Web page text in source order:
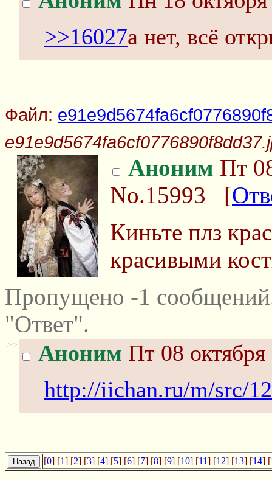
>>16027а нет, всё
Файл:
Аноним Пт
No.15993 [
Киньте плз
красивыми
Пропущено -1
"Ответ".
>> Аноним Пт 08
http://iichan.ru/m/src/
[0] [1] [2] [3] [4] [5] [6] [7] [8] [9] [10] [11] [12] [13] [14] [